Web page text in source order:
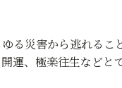
る災害から逃れるこ
運、極楽往生などと